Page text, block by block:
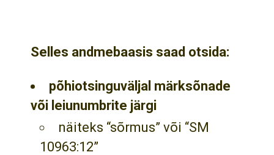
Selles andmebaasis saad otsida:
põhiotsinguväljal märksõnade
või leiunumbrite järgi
näiteks “sõrmus” või “SM
10963:12”